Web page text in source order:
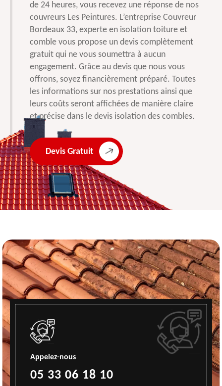
de 24 heures, vous recevez une réponse de nos
couvreurs Les Peintures. L’entreprise Couvreur
Bordeaux 33, experte en isolation toiture et
comble vous propose un devis complètement
gratuit qui ne vous soumettra à aucun
engagement. Grâce au devis que nous vous
offrons, soyez financièrement préparé. Toutes
les informations sur nos prestations ainsi que
leurs coûts seront affichées de manière claire
et précise dans le devis isolation des combles.
Devis Gratuit
Appelez-nous
05 33 06 18 10